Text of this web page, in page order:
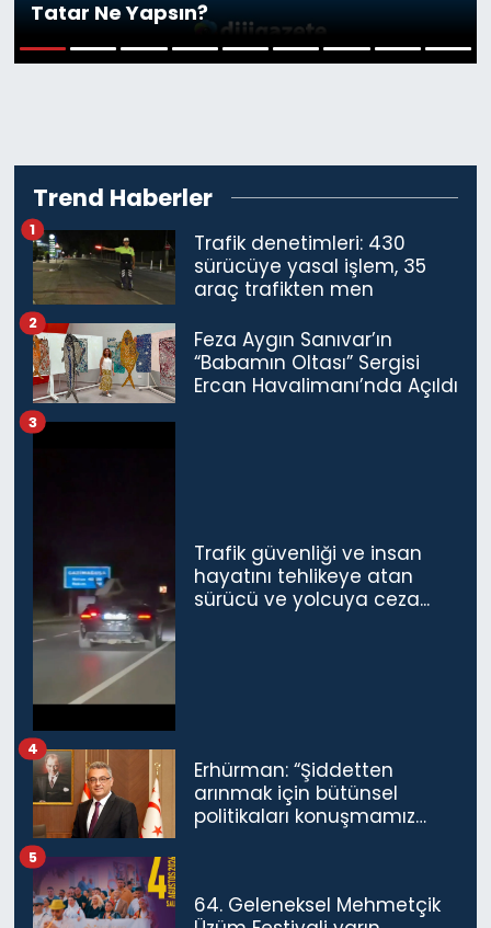
Tatar Ne Yapsın?
1
Trend Haberler
Trafik denetimleri: 430
sürücüye yasal işlem, 35
araç trafikten men
1
Feza Aygın Sanıvar’ın
“Babamın Oltası” Sergisi
Ercan Havalimanı’nda Açıldı
2
Trafik güvenliği ve insan
hayatını tehlikeye atan
sürücü ve yolcuya ceza...
3
Erhürman: “Şiddetten
arınmak için bütünsel
politikaları konuşmamız
4
64. Geleneksel Mehmetçik
5
Kültür Sanat
Magazin
Moda
Nöbetçi Eczaneler
Otomobil Dünyası
Spor
Teknoloji
TÜRKiYE
Video Galeri
YAŞAM
Yazarlar